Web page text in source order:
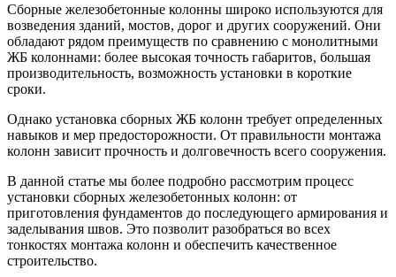
Сборные железобетонные колонны широко используются для
возведения зданий, мостов, дорог и других сооружений. Они
обладают рядом преимуществ по сравнению с монолитными
ЖБ колоннами: более высокая точность габаритов, большая
производительность, возможность установки в короткие
сроки.
Однако установка сборных ЖБ колонн требует определенных
навыков и мер предосторожности. От правильности монтажа
колонн зависит прочность и долговечность всего сооружения.
В данной статье мы более подробно рассмотрим процесс
установки сборных железобетонных колонн: от
приготовления фундаментов до последующего армирования и
заделывания швов. Это позволит разобраться во всех
тонкостях монтажа колонн и обеспечить качественное
строительство.